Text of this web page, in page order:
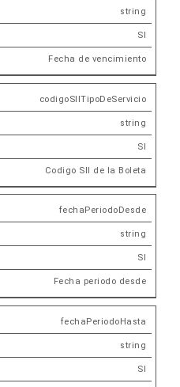
string
SI
Fecha de vencimiento
codigoSIITipoDeServicio
string
SI
Codigo SII de la Boleta
fechaPeriodoDesde
string
SI
Fecha periodo desde
fechaPeriodoHasta
string
SI